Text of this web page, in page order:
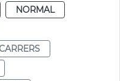
NORMAL